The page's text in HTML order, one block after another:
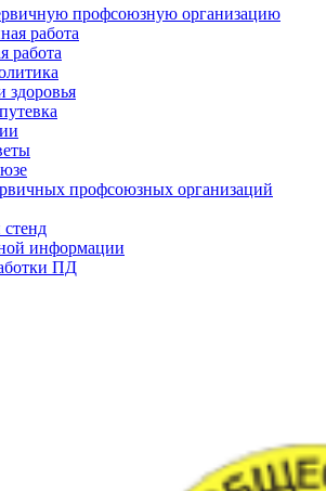
профсоюзную организацию
работа
работа
здоровья
профсоюзных организаций
информации
ПД